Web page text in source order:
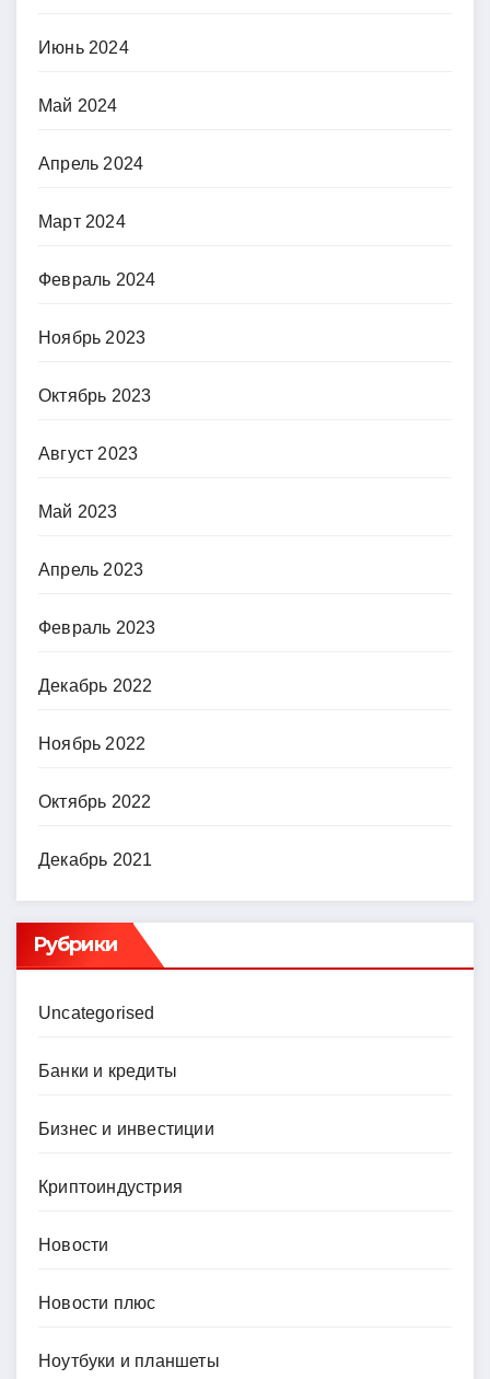
Июнь 2024
Май 2024
Апрель 2024
Март 2024
Февраль 2024
Ноябрь 2023
Октябрь 2023
Август 2023
Май 2023
Апрель 2023
Февраль 2023
Декабрь 2022
Ноябрь 2022
Октябрь 2022
Декабрь 2021
Рубрики
Uncategorised
Банки и кредиты
Бизнес и инвестиции
Криптоиндустрия
Новости
Новости плюс
Ноутбуки и планшеты